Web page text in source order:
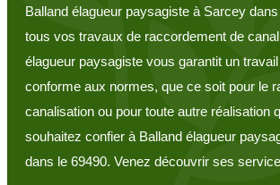
Balland élagueur paysagiste à Sarcey
tous vos travaux de raccordement de
élagueur paysagiste vous garantit un
conforme aux normes, que ce soit pour le
canalisation ou pour toute autre réalisation
souhaitez confier à Balland élagueur
dans le 69490. Venez découvrir ses